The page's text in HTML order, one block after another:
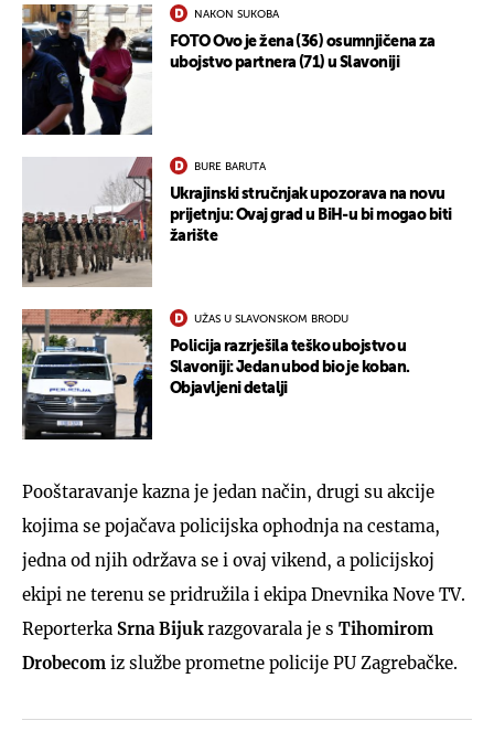
NAKON SUKOBA
FOTO Ovo je žena (36) osumnjičena za
ubojstvo partnera (71) u Slavoniji
BURE BARUTA
Ukrajinski stručnjak upozorava na novu
prijetnju: Ovaj grad u BiH-u bi mogao biti
žarište
UŽAS U SLAVONSKOM BRODU
Policija razrješila teško ubojstvo u
Slavoniji: Jedan ubod bio je koban.
Objavljeni detalji
Pooštaravanje kazna je jedan način, drugi su akcije
kojima se pojačava policijska ophodnja na cestama,
jedna od njih održava se i ovaj vikend, a policijskoj
ekipi ne terenu se pridružila i ekipa Dnevnika Nove TV.
Reporterka Srna Bijukrazgovarala je s Tihomirom
Drobecom iz službe prometne policije PU Zagrebačke.